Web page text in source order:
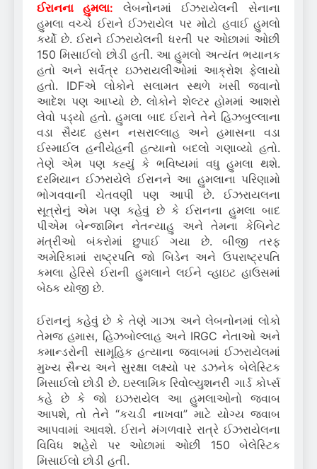
ઈરાનના હુમલા: લેબનોનમાં ઈઝરાયેલની સેનાના
હુમલા વચ્ચે ઈરાને ઈઝરાયેલ પર મોટો હવાઈ હુમલો
કર્યો છે. ઈરાને ઈઝરાયેલની ધરતી પર ઓછામાં ઓછી
150 મિસાઈલો છોડી હતી. આ હુમલો અત્યંત ભયાનક
હતો અને સર્વત્ર ઇઝરાયલીઓમાં આક્રોશ ફેલાયો
હતો. IDFએ લોકોને સલામત સ્થળે ખસી જવાનો
આદેશ પણ આપ્યો છે. લોકોને શેલ્ટર હોમમાં આશરો
લેવો પડ્યો હતો. હુમલા બાદ ઈરાને તેને હિઝબુલ્લાના
વડા સૈયદ હસન નસરાલ્લાહ અને હમાસના વડા
ઈસ્માઈલ હનીયેહની હત્યાનો બદલો ગણાવ્યો હતો.
તેણે એમ પણ કહ્યું કે ભવિષ્યમાં વધુ હુમલા થશે.
દરમિયાન ઈઝરાયેલે ઈરાનને આ હુમલાના પરિણામો
ભોગવવાની ચેતવણી પણ આપી છે. ઈઝરાયલના
સૂત્રોનું એમ પણ કહેવું છે કે ઈરાનના હુમલા બાદ
પીએમ બેન્જામિન નેતન્યાહુ અને તેમના કેબિનેટ
મંત્રીઓ બંકરોમાં છુપાઈ ગયા છે. બીજી તરફ
અમેરિકામાં રાષ્ટ્રપતિ જો બિડેન અને ઉપરાષ્ટ્રપતિ
કમલા હેરિસે ઈરાની હુમલાને લઈને વ્હાઇટ હાઉસમાં
બેઠક યોજી છે.
ઈરાનનું કહેવું છે કે તેણે ગાઝા અને લેબનોનમાં લોકો
તેમજ હમાસ, હિઝબોલ્લાહ અને IRGC નેતાઓ અને
કમાન્ડરોની સામૂહિક હત્યાના જવાબમાં ઈઝરાયેલમાં
મુખ્ય સૈન્ય અને સુરક્ષા લક્ષ્યો પર ડઝનેક બેલેસ્ટિક
મિસાઈલો છોડી છે. ઇસ્લામિક રિવોલ્યુશનરી ગાર્ડ કોર્પ્સ
કહે છે કે જો ઇઝરાયેલ આ હુમલાઓનો જવાબ
આપશે, તો તેને “કચડી નાખવા” માટે યોગ્ય જવાબ
આપવામાં આવશે. ઈરાને મંગળવારે રાત્રે ઈઝરાયેલના
વિવિધ શહેરો પર ઓછામાં ઓછી 150 બેલેસ્ટિક
મિસાઈલો છોડી હતી.